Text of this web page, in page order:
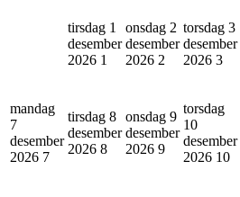
tirsdag 1
desember
2026 1
onsdag 2
desember
2026 2
torsdag 3
desember
2026 3
mandag
7
desember
2026 7
tirsdag 8
desember
2026 8
onsdag 9
desember
2026 9
torsdag
10
desember
2026 10